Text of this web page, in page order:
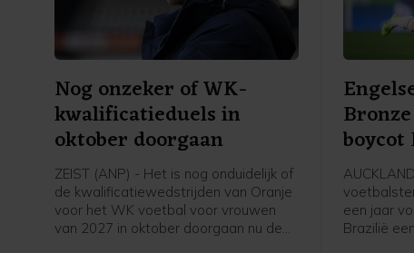
Nog onzeker of WK-
kwalificatieduels in
oktober doorgaan
ZEIST (ANP) - Het is nog onduidelijk of
de kwalificatiewedstrijden van Oranje
voor het WK voetbal voor vrouwen
van 2027 in oktober doorgaan nu de
boycot
een jaar
Brazilië